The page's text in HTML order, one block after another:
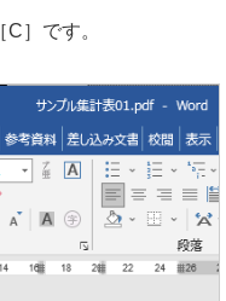
］です。